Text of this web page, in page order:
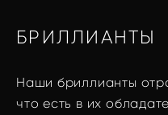
БРИЛЛИАНТЫ
Наши бриллианты
что есть в их